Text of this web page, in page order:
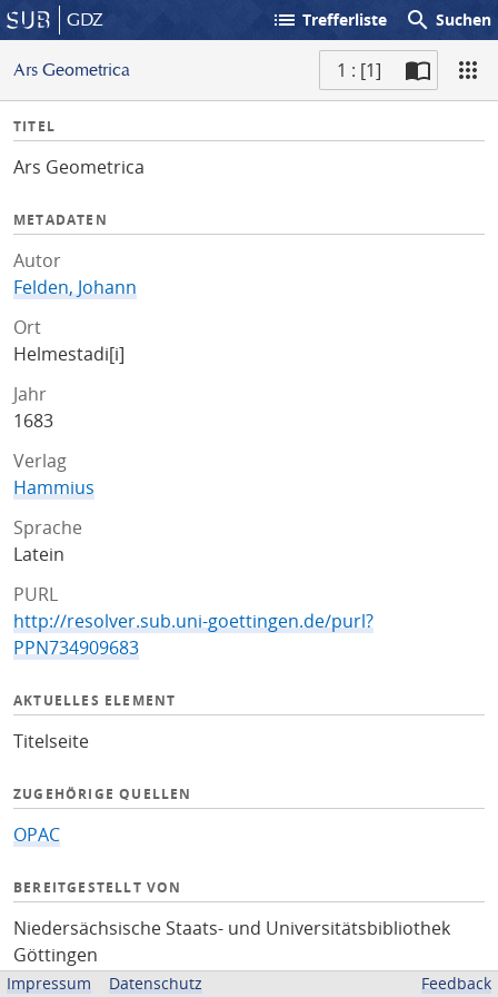
GDZ list Trefferliste search Suchen
Ars Geometrica 1 : [1]
I
f
TITEL
Ars Geometrica
METADATEN
Autor
Felden, Johann
Ort
Helmestadi[i]
Jahr
1683
Verlag
Hammius
Sprache
Latein
PURL
http://resolver.sub.uni-goettingen.de/purl?
PPN734909683
AKTUELLES ELEMENT
Titelseite
ZUGEHÖRIGE QUELLEN
OPAC
BEREITGESTELLT VON
Niedersächsische Staats- und Universitätsbibliothek
Göttingen
Impressum Datenschutz Feedback